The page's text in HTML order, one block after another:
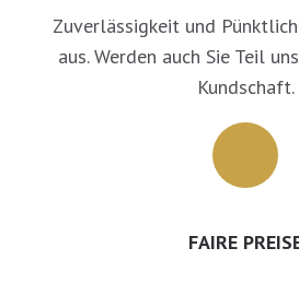
Zuverlässigkeit und
aus. Werden auch Sie Teil
Kundschaft.
FAIRE